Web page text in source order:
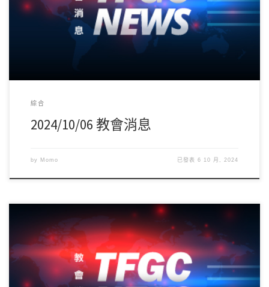
綜合
2024/10/06 教會消息
by Momo 已發表6 10 月, 2024